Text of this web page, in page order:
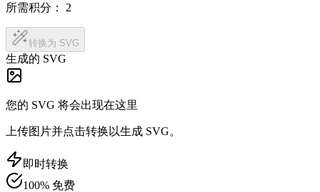
所需积分： 2
转换为 SVG
生成的 SVG
您的 SVG 将会出现在这里
上传图片并点击转换以生成 SVG。
即时转换
100% 免费